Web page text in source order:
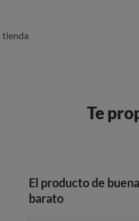
tienda
Te
El producto de
barato